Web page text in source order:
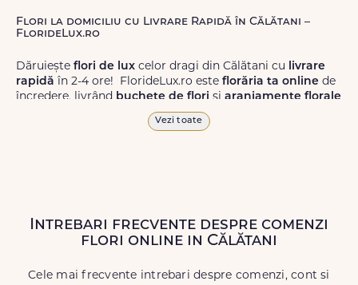
Flori la domiciliu cu Livrare Rapidă în Călătani –
FlorideLux.ro
Dăruiește flori de lux celor dragi din Călătani cu livrare
rapidă în 2-4 ore! FlorideLux.ro este florăria ta online de
încredere, livrând buchete de flori și aranjamente florale
de calitate superioară în Călătani și în toată România.
Livrăm buchete de florichiar și în weekend, pentru ca tu
să poți adresa un gest frumos atunci când ai nevoie.
Vezi toate
Intrebari frecvente despre comenzi
flori online in Călătani
Cele mai frecvente intrebari despre comenzi, cont si